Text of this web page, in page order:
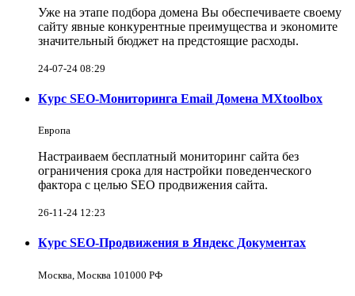
Уже на этапе подбора домена Вы обеспечиваете своему
сайту явные конкурентные преимущества и экономите
значительный бюджет на предстоящие расходы.
24-07-24 08:29
Курс SEO-Мониторинга Email Домена MXtoolbox
Европа
Настраиваем бесплатный мониторинг сайта без
ограничения срока для настройки поведенческого
фактора с целью SEO продвижения сайта.
26-11-24 12:23
Курс SEO-Продвижения в Яндекс Документах
Москва, Москва 101000 РФ